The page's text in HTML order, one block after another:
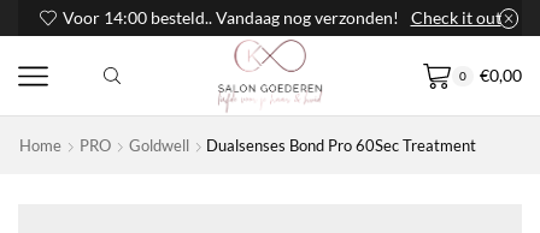
Voor 14:00 besteld.. Vandaag nog verzonden! Check it out
0 €0,00
Home PRO Goldwell Dualsenses Bond Pro 60Sec Treatment